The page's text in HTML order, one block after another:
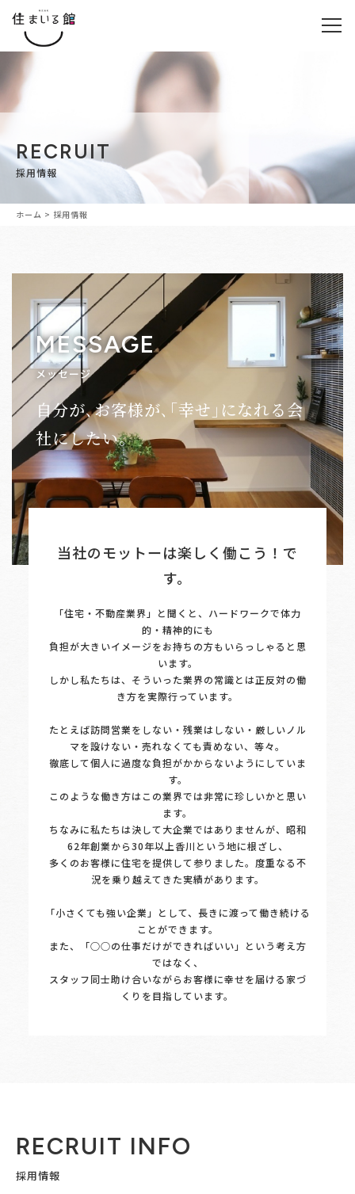
RECRUIT
採用情報
ホーム > 採用情報
MESSAGE
メッセージ
自分が､お客様が､｢幸せ｣になれる会
社にしたい。
当社のモットーは楽しく働こう！で
す。
「住宅・不動産業界」と聞くと、ハードワークで体力
的・精神的にも
負担が大きいイメージをお持ちの方もいらっしゃると思
います。
しかし私たちは、そういった業界の常識とは正反対の働
き方を実際行っています。
たとえば訪問営業をしない・残業はしない・厳しいノル
マを設けない・売れなくても責めない、等々。
徹底して個人に過度な負担がかからないようにしていま
す。
このような働き方はこの業界では非常に珍しいかと思い
ます。
ちなみに私たちは決して大企業ではありませんが、昭和
62年創業から30年以上香川という地に根ざし、
多くのお客様に住宅を提供して参りました。度重なる不
況を乗り越えてきた実績があります。
「小さくても強い企業」として、長きに渡って働き続ける
ことができます。
また、「○○の仕事だけができればいい」という考え方
ではなく、
スタッフ同士助け合いながらお客様に幸せを届ける家づ
くりを目指しています。
RECRUIT INFO
採用情報